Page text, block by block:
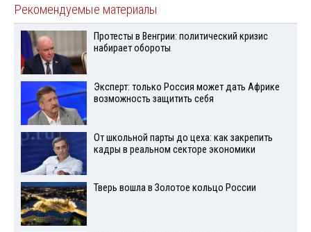
Рекомендуемые материалы
Протесты в Венгрии: политический кризис
набирает обороты
Эксперт: только Россия может дать Африке
возможность защитить себя
От школьной парты до цеха: как закрепить
кадры в реальном секторе экономики
Тверь вошла в Золотое кольцо России